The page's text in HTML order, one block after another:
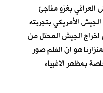
بغزو مفاجئ
الأمريكي بتجربته
اخراج الجيش المحتل من
هو ان الفلم صور
بمظهر الاغبياء